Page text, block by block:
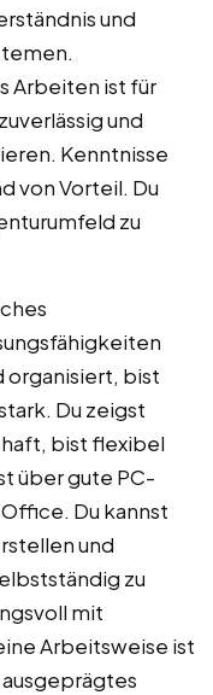
und
Arbeiten ist für
und
Kenntnisse
von Vorteil. Du
zu
organisiert, bist
Du zeigst
bist flexibel
über gute PC-
Du kannst
und
zu
mit
Arbeitsweise ist